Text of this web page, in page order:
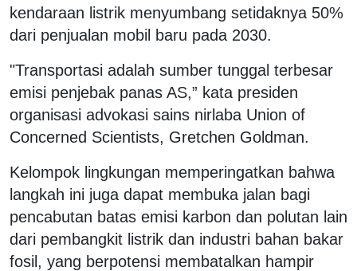
kendaraan listrik menyumbang setidaknya 50%
dari penjualan mobil baru pada 2030.
"Transportasi adalah sumber tunggal terbesar
emisi penjebak panas AS,” kata presiden
organisasi advokasi sains nirlaba Union of
Concerned Scientists, Gretchen Goldman.
Kelompok lingkungan memperingatkan bahwa
langkah ini juga dapat membuka jalan bagi
pencabutan batas emisi karbon dan polutan lain
dari pembangkit listrik dan industri bahan bakar
fosil, yang berpotensi membatalkan hampir